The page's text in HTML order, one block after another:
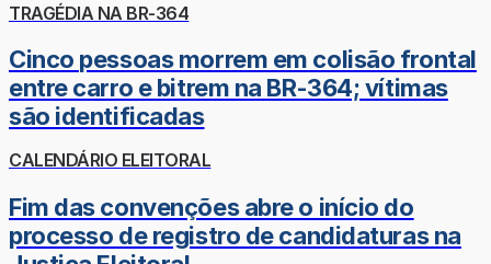
TRAGÉDIA NA BR-364
Cinco pessoas morrem em colisão frontal
entre carro e bitrem na BR-364; vítimas
são identificadas
CALENDÁRIO ELEITORAL
Fim das convenções abre o início do
processo de registro de candidaturas na